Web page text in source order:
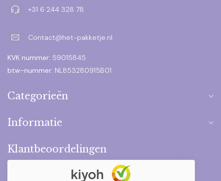
+31 6 244 328 78
Contact@het-pakketje.nl
KVK nummer: 59015845
btw-nummer: NL853280915B01
Categorieën
Informatie
Klantbeoordelingen